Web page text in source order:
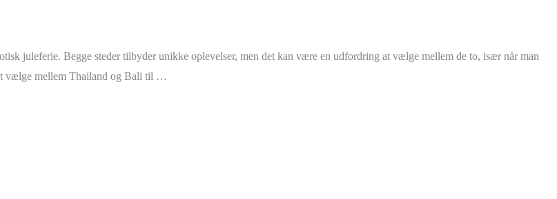
juleferie. Begge steder tilbyder unikke oplevelser, men det kan være en udfordring at vælge mellem de to, især når man
vælge mellem Thailand og Bali til …